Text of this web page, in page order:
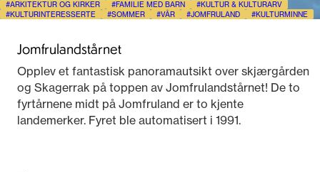
ARKITEKTUR OG KIRKER FAMILIE MED BARN
KULTUR & KULTURARV
KULTURINTERESSERTE
SOMMER VÅR JOMFRULAND KULTURMINNE
Jomfrulandstårnet
Opplev et fantastisk panoramautsikt over skjærgården
og Skagerrak på toppen av Jomfrulandstårnet! De to
fyrtårnene midt på Jomfruland er to kjente
landemerker. Fyret ble automatisert i 1991.